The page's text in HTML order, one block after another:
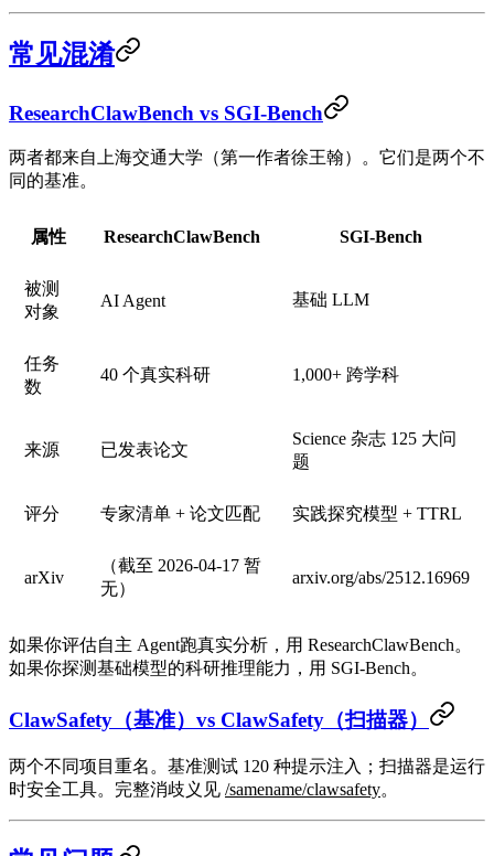
常见混淆
ResearchClawBench vs SGI-Bench
两者都来自上海交通大学（第一作者徐王翰）。它们是两个不
同的基准。
属性 ResearchClawBench SGI-Bench
被测
对象
AI Agent 基础 LLM
任务
数
40 个真实科研 1,000+ 跨学科
来源 已发表论文
Science 杂志 125 大问
题
评分 专家清单 + 论文匹配 实践探究模型 + TTRL
arXiv
（截至 2026-04-17 暂
无）
arxiv.org/abs/2512.16969
如果你评估自主 Agent跑真实分析，用 ResearchClawBench。
如果你探测基础模型的科研推理能力，用 SGI-Bench。
ClawSafety（基准）vs ClawSafety（扫描器）
两个不同项目重名。基准测试 120 种提示注入；扫描器是运行
时安全工具。完整消歧义见 /samename/clawsafety。